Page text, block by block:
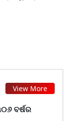
View More
ବର୍ଷର